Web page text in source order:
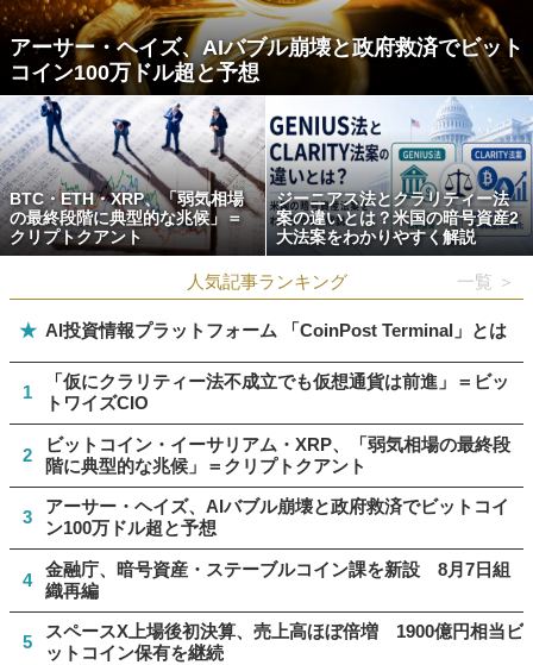
アーサー・ヘイズ、AIバブル崩壊と政府救済でビット
コイン100万ドル超と予想
BTC・ETH・XRP、「弱気相場
の最終段階に典型的な兆候」＝
クリプトクアント
ジーニアス法とクラリティー法
案の違いとは？米国の暗号資産2
大法案をわかりやすく解説
人気記事ランキング 一覧 ＞
★ AI投資情報プラットフォーム 「CoinPost Terminal」とは
1
「仮にクラリティー法不成立でも仮想通貨は前進」＝ビッ
トワイズCIO
2
ビットコイン・イーサリアム・XRP、「弱気相場の最終段
階に典型的な兆候」＝クリプトクアント
3
アーサー・ヘイズ、AIバブル崩壊と政府救済でビットコイ
ン100万ドル超と予想
4
金融庁、暗号資産・ステーブルコイン課を新設 8月7日組
織再編
5
スペースX上場後初決算、売上高ほぼ倍増 1900億円相当ビ
ットコイン保有を継続